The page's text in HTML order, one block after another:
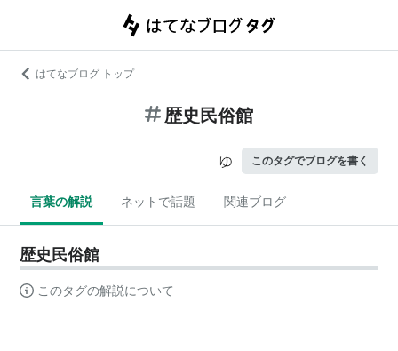
はてなブログ トップ
歴史民俗館
このタグでブログを書く
言葉の解説 ネットで話題 関連ブログ
歴史民俗館
このタグの解説について